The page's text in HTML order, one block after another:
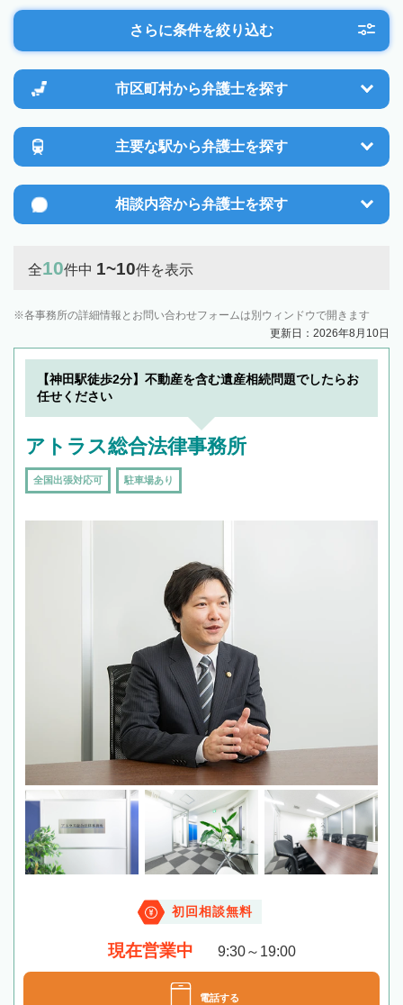
さらに条件を絞り込む
市区町村から弁護士を探す
主要な駅から弁護士を探す
相談内容から弁護士を探す
全10件中 1~10件を表示
各事務所の詳細情報とお問い合わせフォームは別ウィンドウで開きます
更新日：2026年8月10日
【神田駅徒歩2分】不動産を含む遺産相続問題でしたらお
任せください
アトラス総合法律事務所
全国出張対応可 駐車場あり
初回相談無料
現在営業中 9:30～19:00
電話する